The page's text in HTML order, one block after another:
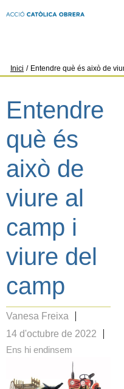
Inici / Entendre què és això de
Entendre
què és
això de
viure al
camp i
viure del
camp
Vanesa Freixa
14 d'octubre de 2022
Ens hi endinsem